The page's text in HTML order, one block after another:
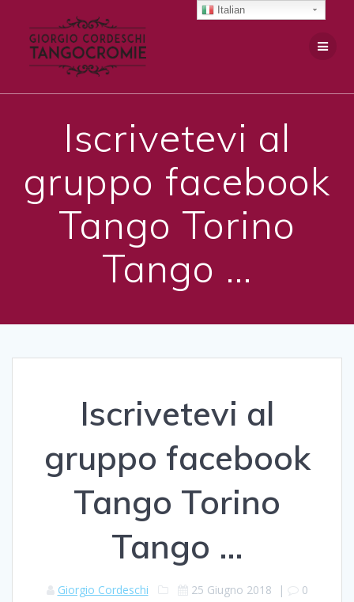
Iscrivetevi al
gruppo facebook
Tango Torino
Tango …
Iscrivetevi al
gruppo facebook
Tango Torino
Tango …
Giorgio Cordeschi 25 Giugno 2018 | 0
Italian